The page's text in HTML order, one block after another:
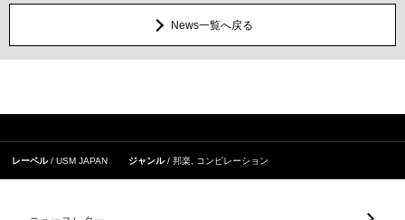
News一覧へ戻る
レーベル USM JAPAN ジャンル 邦楽 コンピレーション